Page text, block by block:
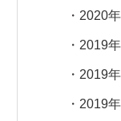
2020
2019
2019
2019